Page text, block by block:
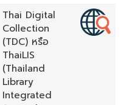
Thai Digital
Collection
(TDC) หรือ
ThaiLIS
(Thailand
Library
Integrated